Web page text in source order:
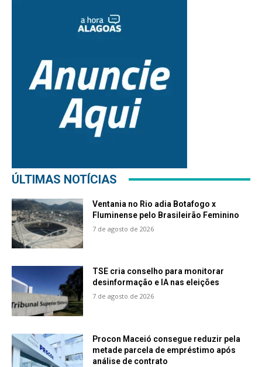
ÚLTIMAS NOTÍCIAS
Ventania no Rio adia Botafogo x
Fluminense pelo Brasileirão Feminino
7 de agosto de 2026
TSE cria conselho para monitorar
desinformação e IA nas eleições
7 de agosto de 2026
Procon Maceió consegue reduzir pela
metade parcela de empréstimo após
análise de contrato